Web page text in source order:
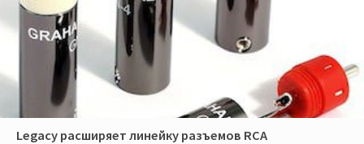
Legacy расширяет линейку разъемов RCA